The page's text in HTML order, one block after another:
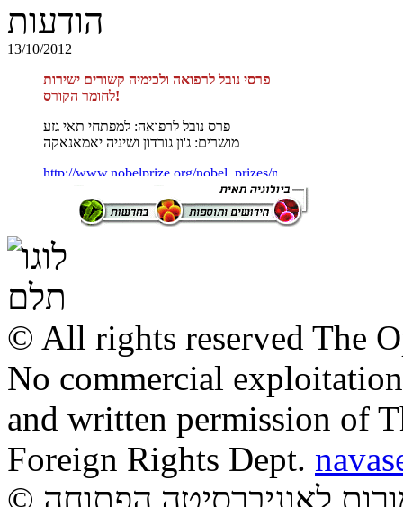
הודעות
© All rights reserved The
No commercial
and written permission of
Foreign Rights Dept.